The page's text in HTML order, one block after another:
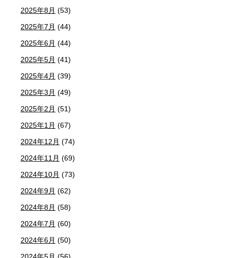
2025年8月 (53)
2025年7月 (44)
2025年6月 (44)
2025年5月 (41)
2025年4月 (39)
2025年3月 (49)
2025年2月 (51)
2025年1月 (67)
2024年12月 (74)
2024年11月 (69)
2024年10月 (73)
2024年9月 (62)
2024年8月 (58)
2024年7月 (60)
2024年6月 (50)
2024年5月 (56)